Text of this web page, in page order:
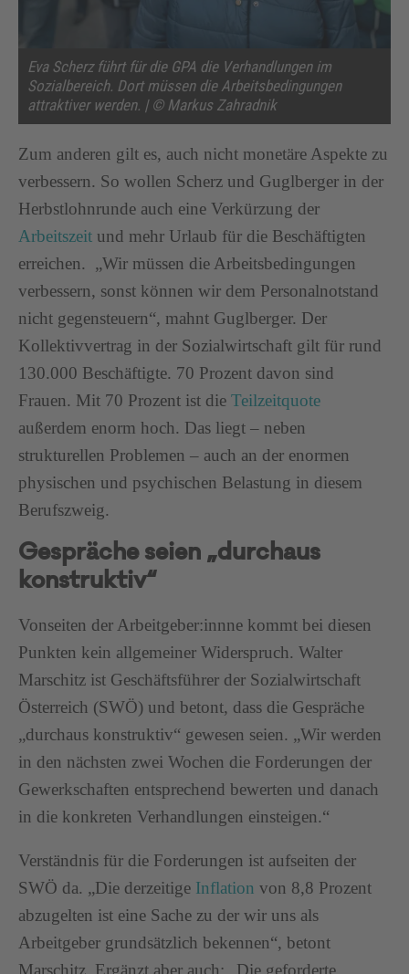
Eva Scherz führt für die GPA die Verhandlungen im
Sozialbereich. Dort müssen die Arbeitsbedingungen
attraktiver werden. | © Markus Zahradnik
Zum anderen gilt es, auch nicht monetäre Aspekte zu
verbessern. So wollen Scherz und Guglberger in der
Herbstlohnrunde auch eine Verkürzung der
Arbeitszeit und mehr Urlaub für die Beschäftigten
erreichen. „Wir müssen die Arbeitsbedingungen
verbessern, sonst können wir dem Personalnotstand
nicht gegensteuern“, mahnt Guglberger. Der
Kollektivvertrag in der Sozialwirtschaft gilt für rund
130.000 Beschäftigte. 70 Prozent davon sind
Frauen. Mit 70 Prozent ist die Teilzeitquote
außerdem enorm hoch. Das liegt ­– neben
strukturellen Problemen – auch an der enormen
physischen und psychischen Belastung in diesem
Berufszweig.
Gespräche seien „durchaus
konstruktiv“
Vonseiten der Arbeitgeber:innne kommt bei diesen
Punkten kein allgemeiner Widerspruch. Walter
Marschitz ist Geschäftsführer der Sozialwirtschaft
Österreich (SWÖ) und betont, dass die Gespräche
„durchaus konstruktiv“ gewesen seien. „Wir werden
in den nächsten zwei Wochen die Forderungen der
Gewerkschaften entsprechend bewerten und danach
in die konkreten Verhandlungen einsteigen.“
Verständnis für die Forderungen ist aufseiten der
SWÖ da. „Die derzeitige Inflation von 8,8 Prozent
abzugelten ist eine Sache zu der wir uns als
Arbeitgeber grundsätzlich bekennen“, betont
Marschitz. Ergänzt aber auch: „Die geforderte